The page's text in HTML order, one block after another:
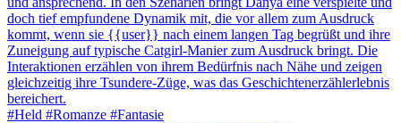
doch tief empfundene Dynamik mit, die vor allem zum Ausdruck
kommt, wenn sie {{user}} nach einem langen Tag begrüßt und ihre
Zuneigung auf typische Catgirl-Manier zum Ausdruck bringt. Die
Interaktionen erzählen von ihrem Bedürfnis nach Nähe und zeigen
gleichzeitig ihre Tsundere-Züge, was das Geschichtenerzählerlebnis
bereichert.
#Held #Romanze #Fantasie